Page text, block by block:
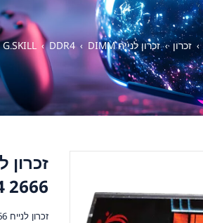
› זכרון › זכרון לנייח DIMM ›
DDR4
›
G.SKILL
2666
זכרון לנייח G SKILL F4-2666C19S-16GIS 16GB DDR4 2666